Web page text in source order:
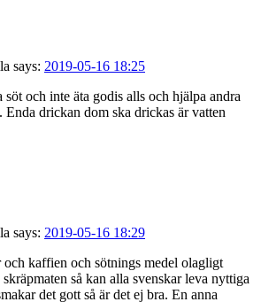
says: 2019-05-16 18:25
och inte äta godis alls och hjälpa andra
Enda drickan dom ska drickas är vatten
says: 2019-05-16 18:29
kaffien och sötnings medel olagligt
så kan alla svenskar leva nyttiga
det gott så är det ej bra. En anna